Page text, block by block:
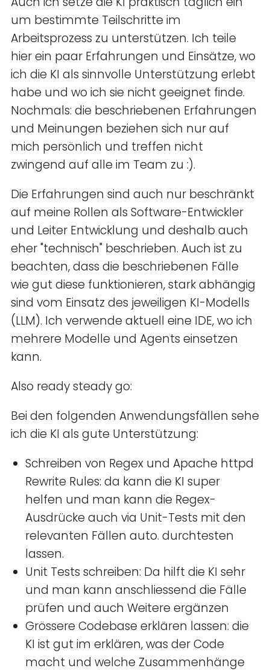
um bestimmte Teilschritte im
Arbeitsprozess zu unterstützen. Ich teile
hier ein paar Erfahrungen und Einsätze, wo
ich die KI als sinnvolle Unterstützung erlebt
habe und wo ich sie nicht geeignet finde.
Nochmals: die beschriebenen Erfahrungen
und Meinungen beziehen sich nur auf
mich persönlich und treffen nicht
zwingend auf alle im Team zu :).
Die Erfahrungen sind auch nur beschränkt
auf meine Rollen als Software-Entwickler
und Leiter Entwicklung und deshalb auch
eher "technisch" beschrieben. Auch ist zu
beachten, dass die beschriebenen Fälle
wie gut diese funktionieren, stark abhängig
sind vom Einsatz des jeweiligen KI-Modells
(LLM). Ich verwende aktuell eine IDE, wo ich
mehrere Modelle und Agents einsetzen
kann.
Also ready steady go:
Bei den folgenden Anwendungsfällen sehe
ich die KI als gute Unterstützung:
Schreiben von Regex und Apache httpd
Rewrite Rules: da kann die KI super
helfen und man kann die Regex-
Ausdrücke auch via Unit-Tests mit den
relevanten Fällen auto. durchtesten
lassen.
Unit Tests schreiben: Da hilft die KI sehr
und man kann anschliessend die Fälle
prüfen und auch Weitere ergänzen
Grössere Codebase erklären lassen: die
KI ist gut im erklären, was der Code
macht und welche Zusammenhänge